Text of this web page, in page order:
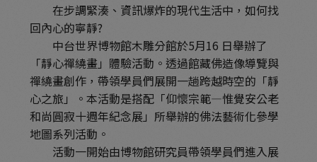
在步調緊湊、資訊爆炸的現代生活中，如何找
回內心的寧靜?
中台世界博物館木雕分館於5月16 日舉辦了
「靜心禪繞畫」體驗活動。透過館藏佛造像導覽與
禪繞畫創作，帶領學員們展開一趟跨越時空的「靜
心之旅」。本活動是搭配「仰懷宗範—惟覺安公老
和尚圓寂十週年紀念展」所舉辦的佛法藝術化參學
地圖系列活動。
活動一開始由博物館研究員帶領學員們進入展